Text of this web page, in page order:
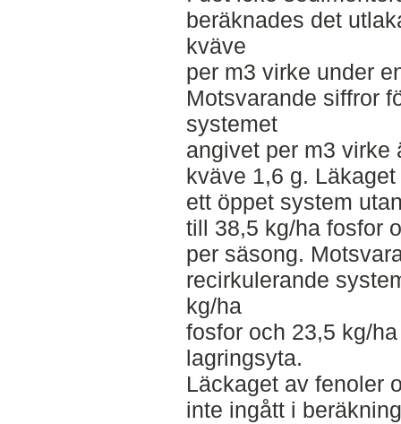
beräknades det
kväve
per m3 virke under
Motsvarande siffror
systemet
angivet per m3 virke
kväve 1,6 g.
ett öppet system
till 38,5 kg/ha fosfor
per säsong.
recirkulerande
kg/ha
fosfor och 23,5 kg/
lagringsyta.
Läckaget av fenoler
inte ingått i